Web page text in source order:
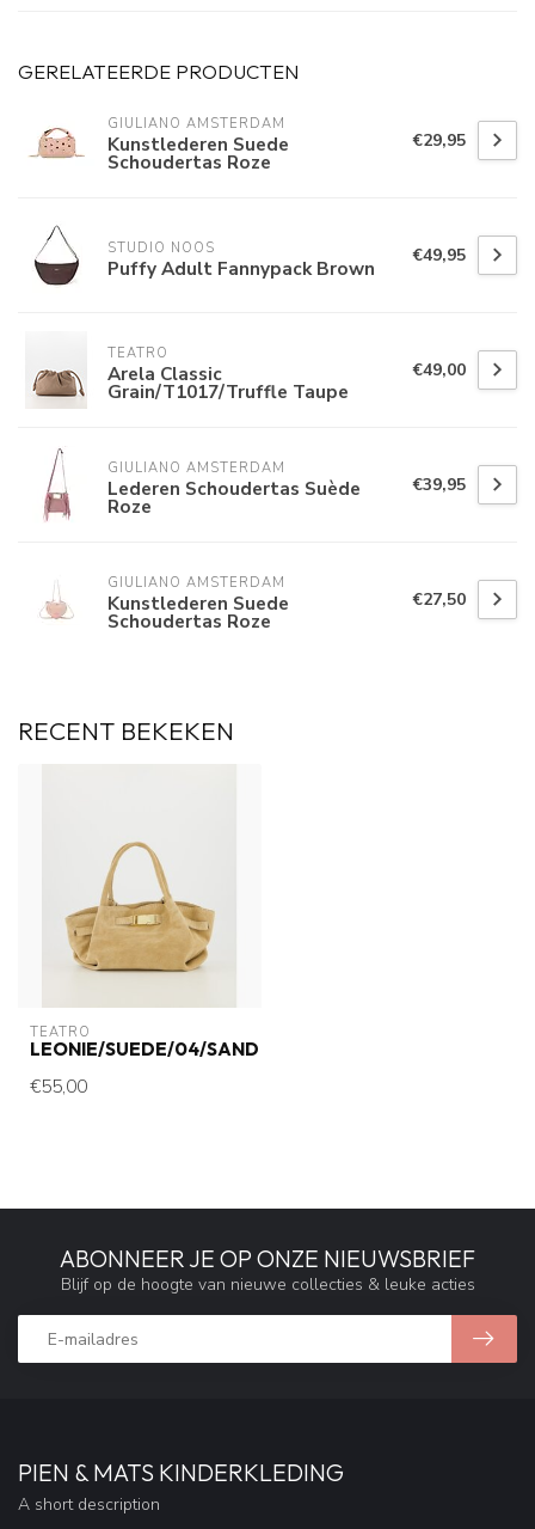
GERELATEERDE PRODUCTEN
GIULIANO AMSTERDAM
Kunstlederen Suede
Schoudertas Roze
€29,95
STUDIO NOOS
Puffy Adult Fannypack Brown €49,95
TEATRO
Arela Classic
Grain/T1017/Truffle Taupe
€49,00
GIULIANO AMSTERDAM
Lederen Schoudertas Suède
Roze
€39,95
GIULIANO AMSTERDAM
Kunstlederen Suede
Schoudertas Roze
€27,50
RECENT BEKEKEN
TEATRO
LEONIE/SUEDE/04/SAND
€55,00
ABONNEER JE OP ONZE NIEUWSBRIEF
Blijf op de hoogte van nieuwe collecties & leuke acties
PIEN & MATS KINDERKLEDING
A short description